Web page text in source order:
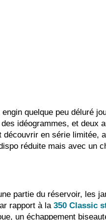
engin quelque peu déluré
idéogrammes, et deux
découvrir en série limitée,
réduite mais avec un
partie du réservoir, les
rapport à la350 Classic
un échappement